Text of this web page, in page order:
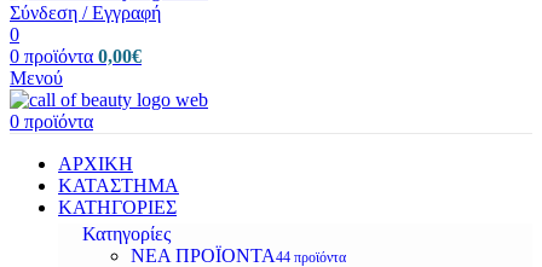
Σύνδεση / Εγγραφή
0
0 προϊόντα 0,00€
Μενού
0 προϊόντα
ΑΡΧΙΚΗ
ΚΑΤΑΣΤΗΜΑ
ΚΑΤΗΓΟΡΙΕΣ
Κατηγορίες
ΝΕΑ ΠΡΟΪΟΝΤΑ44 προϊόντα